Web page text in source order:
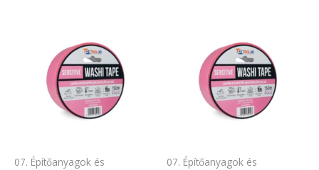
07. Építőanyagok és
07. Építőanyagok és